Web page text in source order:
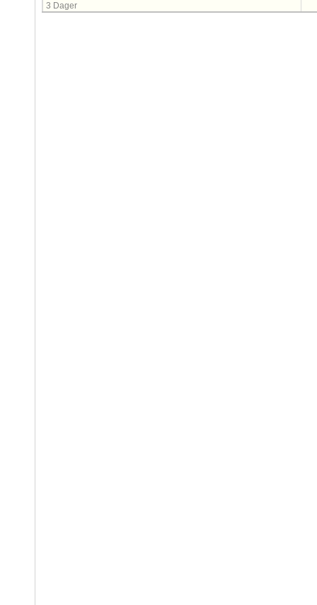
3 Dager